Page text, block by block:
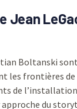
Jean
Boltanski
les frontières de
de
du